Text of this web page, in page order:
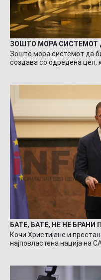
ЗОШТО МОРА СИСТЕМОТ
Зошто мора системот да
создава со одредена цел,
БАТЕ, БАТЕ, НЕ НЕ БРАНИ
Кочи Христијане и
најповластена нација на